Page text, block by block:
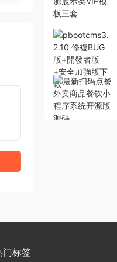
门标签